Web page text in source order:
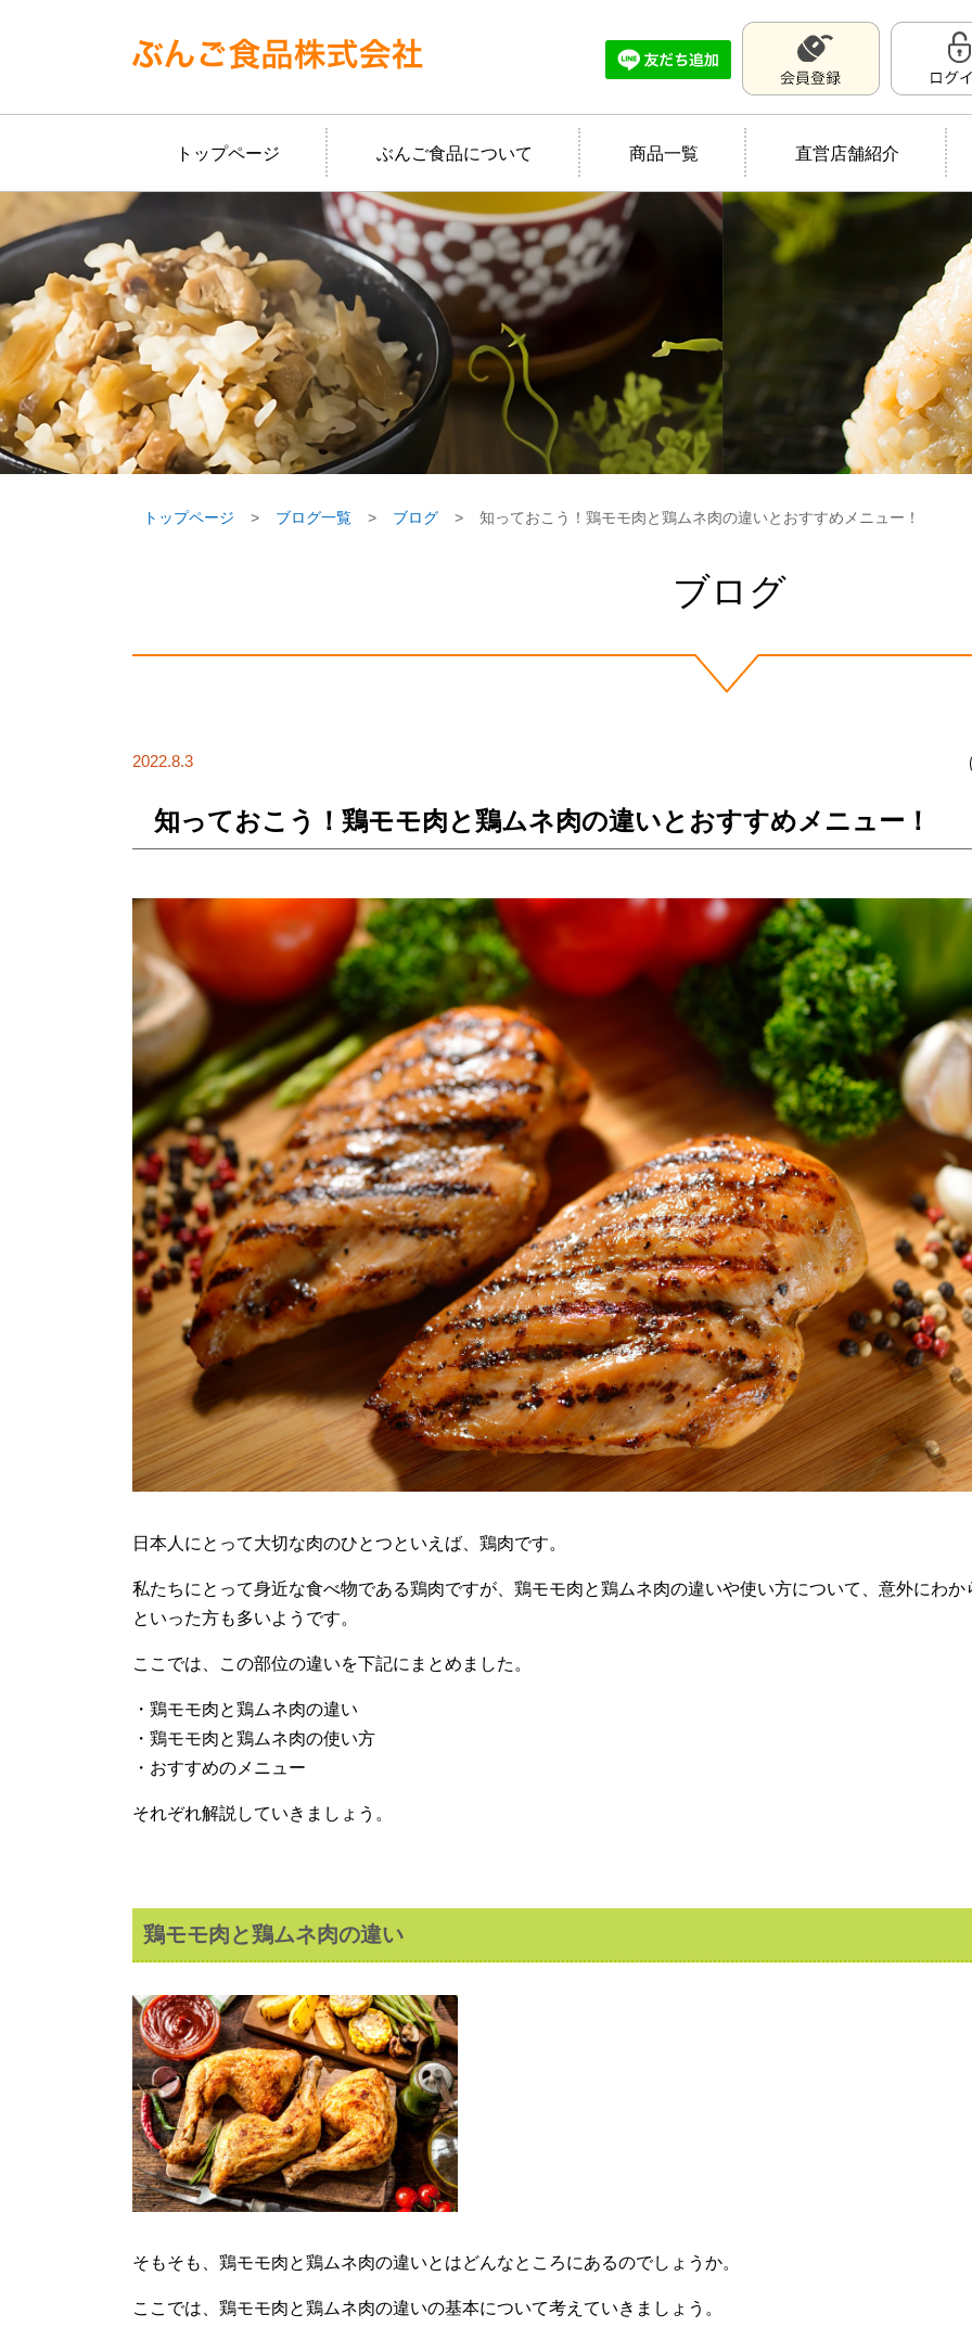
トップページ ぶんご食品について 商品一覧 直営店舗紹介
トップページ ブログ一覧 ブログ 知っておこう！鶏モモ肉と鶏ムネ肉の違いとおすすめメニュー！
ブログ
2022.8.3
知っておこう！鶏モモ肉と鶏ムネ肉の違いとおすすめメニュー！
日本人にとって大切な肉のひとつといえば、鶏肉です。
私たちにとって身近な食べ物である鶏肉ですが、鶏モモ肉と鶏ムネ肉の違いや使い方について、意外にわか
といった方も多いようです。
ここでは、この部位の違いを下記にまとめました。
・鶏モモ肉と鶏ムネ肉の違い
・鶏モモ肉と鶏ムネ肉の使い方
・おすすめのメニュー
それぞれ解説していきましょう。
鶏モモ肉と鶏ムネ肉の違い
そもそも、鶏モモ肉と鶏ムネ肉の違いとはどんなところにあるのでしょうか。
ここでは、鶏モモ肉と鶏ムネ肉の違いの基本について考えていきましょう。